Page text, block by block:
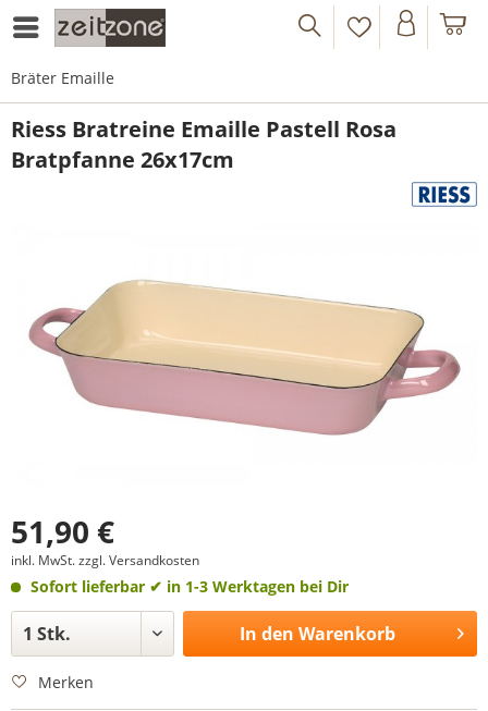
Bräter Emaille
Riess Bratreine Emaille Pastell Rosa
Bratpfanne 26x17cm
51,90 €
inkl. MwSt.zzgl. Versandkosten
Sofort lieferbar ✔ in 1-3 Werktagen bei Dir
In den Warenkorb
Merken